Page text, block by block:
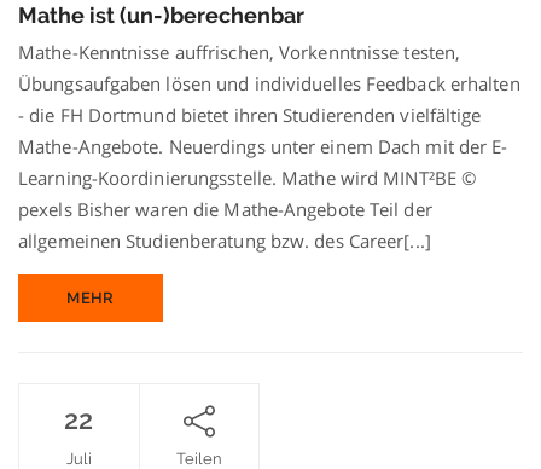
Mathe ist (un-)berechenbar
Mathe-Kenntnisse auffrischen, Vorkenntnisse testen,
Übungsaufgaben lösen und individuelles Feedback erhalten
- die FH Dortmund bietet ihren Studierenden vielfältige
Mathe-Angebote. Neuerdings unter einem Dach mit der E-
Learning-Koordinierungsstelle. Mathe wird MINT²BE ©
pexels Bisher waren die Mathe-Angebote Teil der
allgemeinen Studienberatung bzw. des Career[...]
MEHR
22
Juli
Teilen